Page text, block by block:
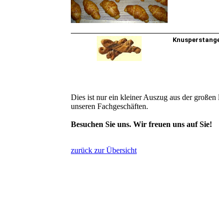
Dies ist nur ein kleiner Auszug aus der
unseren Fachgeschäften.
Besuchen Sie uns. Wir freuen uns auf Sie!
zurück zur Übersicht